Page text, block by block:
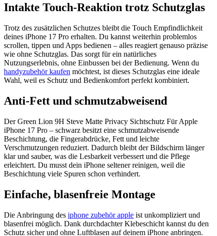
Intakte Touch‑Reaktion trotz Schutzglas
Trotz des zusätzlichen Schutzes bleibt die Touch Empfindlichkeit
deines iPhone 17 Pro erhalten. Du kannst weiterhin problemlos
scrollen, tippen und Apps bedienen – alles reagiert genauso präzise
wie ohne Schutzglas. Das sorgt für ein natürliches
Nutzungserlebnis, ohne Einbussen bei der Bedienung. Wenn du
handyzubehör kaufen möchtest, ist dieses Schutzglas eine ideale
Wahl, weil es Schutz und Bedienkomfort perfekt kombiniert.
Anti‑Fett und schmutzabweisend
Der Green Lion 9H Steve Matte Privacy Sichtschutz Für Apple
iPhone 17 Pro – schwarz besitzt eine schmutzabweisende
Beschichtung, die Fingerabdrücke, Fett und leichte
Verschmutzungen reduziert. Dadurch bleibt der Bildschirm länger
klar und sauber, was die Lesbarkeit verbessert und die Pflege
erleichtert. Du musst dein iPhone seltener reinigen, weil die
Beschichtung viele Spuren schon verhindert.
Einfache, blasenfreie Montage
Die Anbringung des iphone zubehör apple ist unkompliziert und
blasenfrei möglich. Dank durchdachter Klebeschicht kannst du den
Schutz sicher und ohne Luftblasen auf deinem iPhone anbringen.